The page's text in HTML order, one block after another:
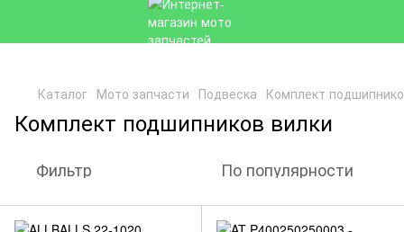
Каталог Мото запчасти Подвеска Комплект
Комплект подшипников вилки
Фильтр По популярности